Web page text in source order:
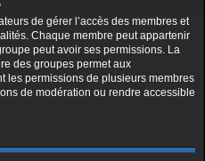
de gérer l’accès des membres et
Chaque membre peut appartenir
peut avoir ses permissions. La
des groupes permet aux
les permissions de plusieurs membres
de modération ou rendre accessible